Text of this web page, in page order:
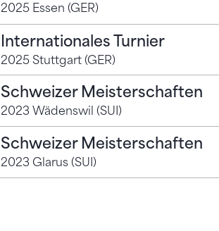
2025 Essen (GER)
Internationales Turnier
2025 Stuttgart (GER)
Schweizer Meisterschaften
2023 Wädenswil (SUI)
Schweizer Meisterschaften
2023 Glarus (SUI)